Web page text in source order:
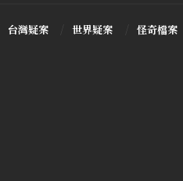
台灣疑案 世界疑案 怪奇檔案